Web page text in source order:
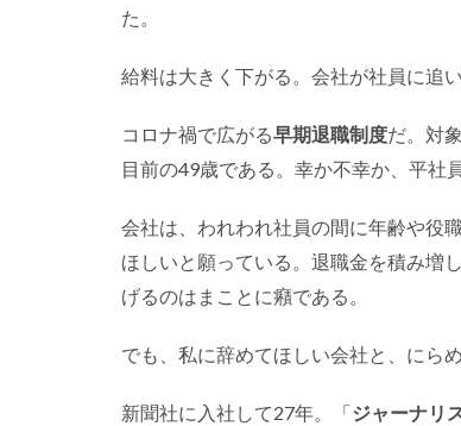
た。
給料は大きく下がる。会社が社員に追
コロナ禍で広がる早期退職制度だ。対
目前の49歳である。幸か不幸か、平社員
会社は、われわれ社員の間に年齢や役
ほしいと願っている。退職金を積み増
げるのはまことに癪である。
でも、私に辞めてほしい会社と、にら
新聞社に入社して27年。「ジャーナリ